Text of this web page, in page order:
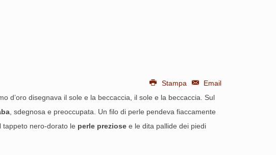
Stampa
Email
d’oro disegnava il sole e la beccaccia, il sole e la beccaccia. Sul
, sdegnosa e preoccupata. Un filo di perle pendeva fiaccamente
tappeto nero-dorato le perle preziose e le dita pallide dei piedi